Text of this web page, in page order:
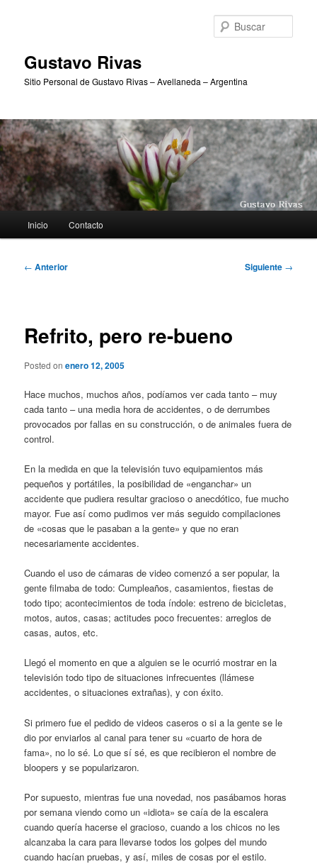
Gustavo Rivas
Sitio Personal de Gustavo Rivas – Avellaneda – Argentina
principal
Inicio Contacto
Navegación
← Anterior Siguiente →
Refrito, pero re-bueno
Posted onenero 12, 2005
Hace muchos, muchos años, podíamos ver cada tanto – muy
cada tanto – una media hora de accidentes, o de derrumbes
provocados por fallas en su construcción, o de animales fuera de
control.
En la medida en que la televisión tuvo equipamientos más
pequeños y portátiles, la posibilidad de «enganchar» un
accidente que pudiera resultar gracioso o anecdótico, fue mucho
mayor. Fue así como pudimos ver más seguido compilaciones
de «cosas que le pasaban a la gente» y que no eran
necesariamente accidentes.
Cuando el uso de cámaras de video comenzó a ser popular, la
gente filmaba de todo: Cumpleaños, casamientos, fiestas de
todo tipo; acontecimientos de toda índole: estreno de bicicletas,
motos, autos, casas; actitudes poco frecuentes: arreglos de
casas, autos, etc.
Llegó el momento en que a alguien se le ocurrió mostrar en la
televisión todo tipo de situaciones infrecuentes (llámese
accidentes, o situaciones extrañas), y con éxito.
Si primero fue el pedido de videos caseros o si a la gente se le
dio por enviarlos al canal para tener su «cuarto de hora de
fama», no lo sé. Lo que sí sé, es que recibieron el nombre de
bloopers y se popularizaron.
Por supuesto, mientras fue una novedad, nos pasábamos horas
por semana viendo como un «idiota» se caía de la escalera
cuando quería hacerse el gracioso, cuando a los chicos no les
alcanzaba la cara para llevarse todos los golpes del mundo
cuando hacían pruebas, y así, miles de cosas por el estilo.